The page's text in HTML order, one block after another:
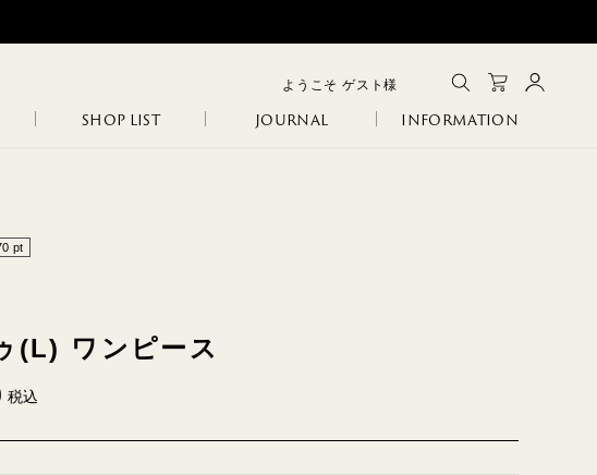
ようこそ ゲスト様
SHOP LIST JOURNAL INFORMATION
FLOR
BLANCO
pt
(L) ワンピース
税込